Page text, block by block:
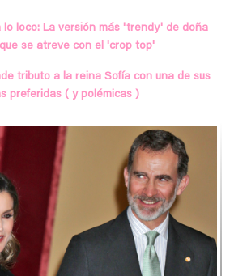
lo loco: La versión más 'trendy' de doña
se atreve con el 'crop top'
tributo a la reina Sofía con una de sus
preferidas ( y polémicas )